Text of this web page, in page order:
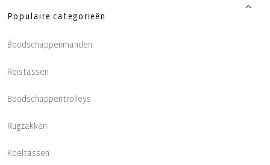
Populaire categorieën
Boodschappenmanden
Reistassen
Boodschappentrolleys
Rugzakken
Koeltassen